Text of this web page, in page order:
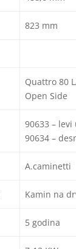
823 mm
Quattro 80
Open Side
90633 – levi
90634 –
A.caminetti
Kamin na
5 godina